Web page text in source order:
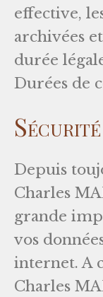
effective,
archivées
durée
Durées de
Depuis
Charles
grande
vos
internet. A
Charles